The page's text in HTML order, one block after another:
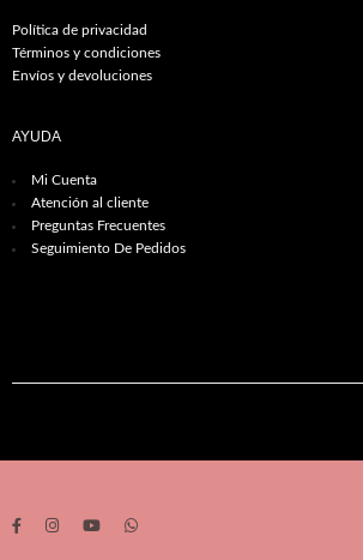
Política de privacidad
Términos y condiciones
Envíos y devoluciones
AYUDA
Mi Cuenta
Atención al cliente
Preguntas Frecuentes
Seguimiento De Pedidos